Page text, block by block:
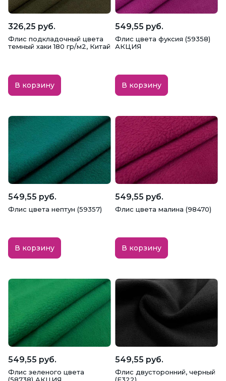
326,25 руб.
Флис подкладочный цвета
темный хаки 180 гр/м2, Китай
В корзину
549,55 руб.
Флис цвета фуксия (59358)
АКЦИЯ
В корзину
549,55 руб.
Флис цвета нептун (59357)
В корзину
549,55 руб.
Флис цвета малина (98470)
В корзину
549,55 руб.
Флис зеленого цвета
549,55 руб.
Флис двусторонний, черный